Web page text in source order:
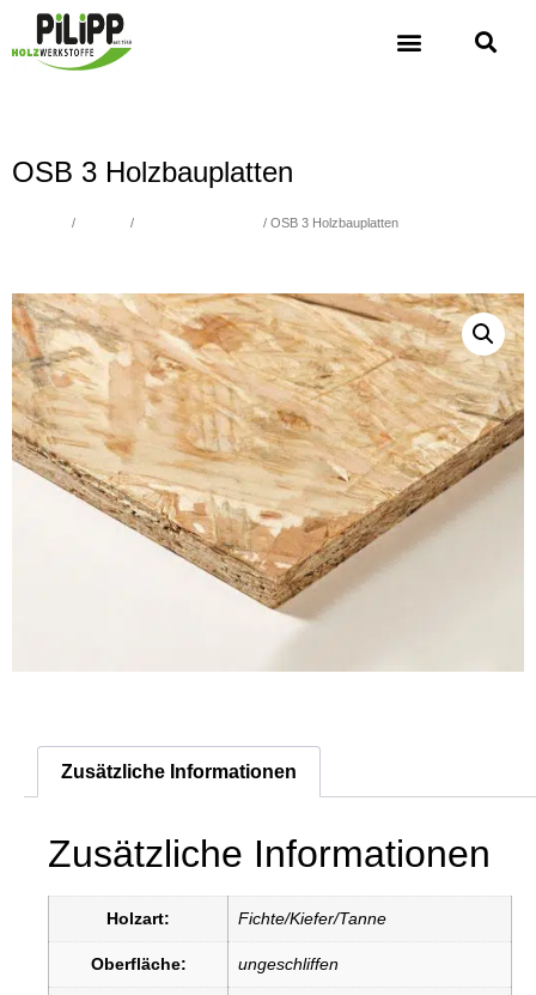
OSB 3 Holzbauplatten
/ / / OSB 3 Holzbauplatten
Zusätzliche Informationen
Zusätzliche Informationen
Holzart: Fichte/Kiefer/Tanne
Oberfläche: ungeschliffen